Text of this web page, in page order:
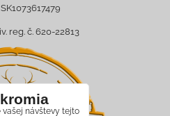
reg. č. 620-22813
vašej návštevy tejto